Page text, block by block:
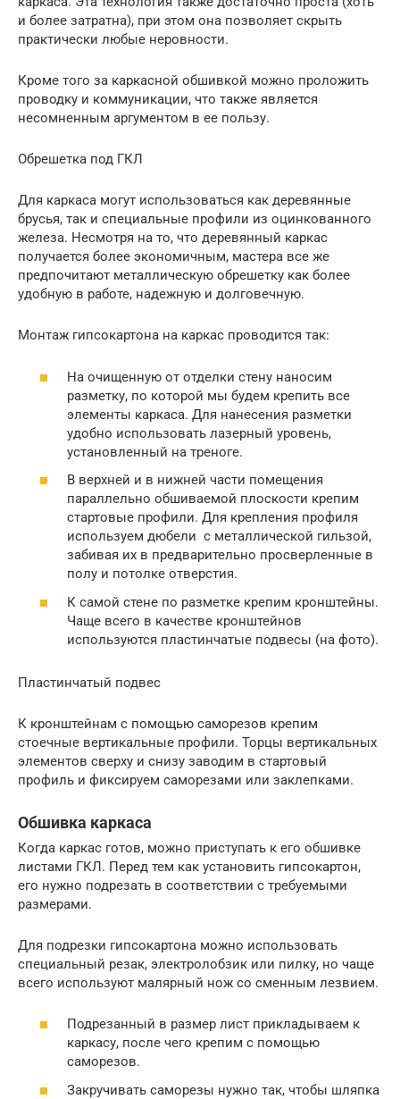
и более затратна), при этом она позволяет скрыть
практически любые неровности.
Кроме того за каркасной обшивкой можно проложить
проводку и коммуникации, что также является
несомненным аргументом в ее пользу.
Обрешетка под ГКЛ
Для каркаса могут использоваться как деревянные
брусья, так и специальные профили из оцинкованного
железа. Несмотря на то, что деревянный каркас
получается более экономичным, мастера все же
предпочитают металлическую обрешетку как более
удобную в работе, надежную и долговечную.
Монтаж гипсокартона на каркас проводится так:
На очищенную от отделки стену наносим
разметку, по которой мы будем крепить все
элементы каркаса. Для нанесения разметки
удобно использовать лазерный уровень,
установленный на треноге.
В верхней и в нижней части помещения
параллельно обшиваемой плоскости крепим
стартовые профили. Для крепления профиля
используем дюбели с металлической гильзой,
забивая их в предварительно просверленные в
полу и потолке отверстия.
К самой стене по разметке крепим кронштейны.
Чаще всего в качестве кронштейнов
используются пластинчатые подвесы (на фото).
Пластинчатый подвес
К кронштейнам с помощью саморезов крепим
стоечные вертикальные профили. Торцы вертикальных
элементов сверху и снизу заводим в стартовый
профиль и фиксируем саморезами или заклепками.
Обшивка каркаса
Когда каркас готов, можно приступать к его обшивке
листами ГКЛ. Перед тем как установить гипсокартон,
его нужно подрезать в соответствии с требуемыми
размерами.
Для подрезки гипсокартона можно использовать
специальный резак, электролобзик или пилку, но чаще
всего используют малярный нож со сменным лезвием.
Подрезанный в размер лист прикладываем к
каркасу, после чего крепим с помощью
саморезов.
Закручивать саморезы нужно так, чтобы шляпка